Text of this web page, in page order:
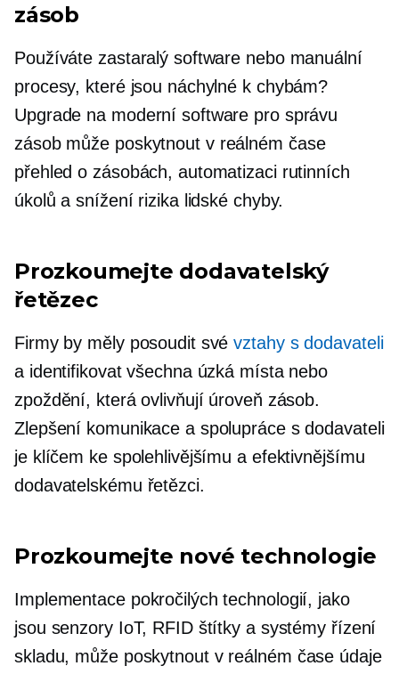
zásob
Používáte zastaralý software nebo manuální
procesy, které jsou náchylné k chybám?
Upgrade na moderní software pro správu
zásob může poskytnout v reálném čase
přehled o zásobách, automatizaci rutinních
úkolů a snížení rizika lidské chyby.
Prozkoumejte dodavatelský
řetězec
Firmy by měly posoudit svévztahy s dodavateli
a identifikovat všechna úzká místa nebo
zpoždění, která ovlivňují úroveň zásob.
Zlepšení komunikace a spolupráce s dodavateli
je klíčem ke spolehlivějšímu a efektivnějšímu
dodavatelskému řetězci.
Prozkoumejte nové technologie
Implementace pokročilých technologií, jako
jsou senzory IoT, RFID štítky a systémy řízení
skladu, může poskytnout v reálném čase údaje